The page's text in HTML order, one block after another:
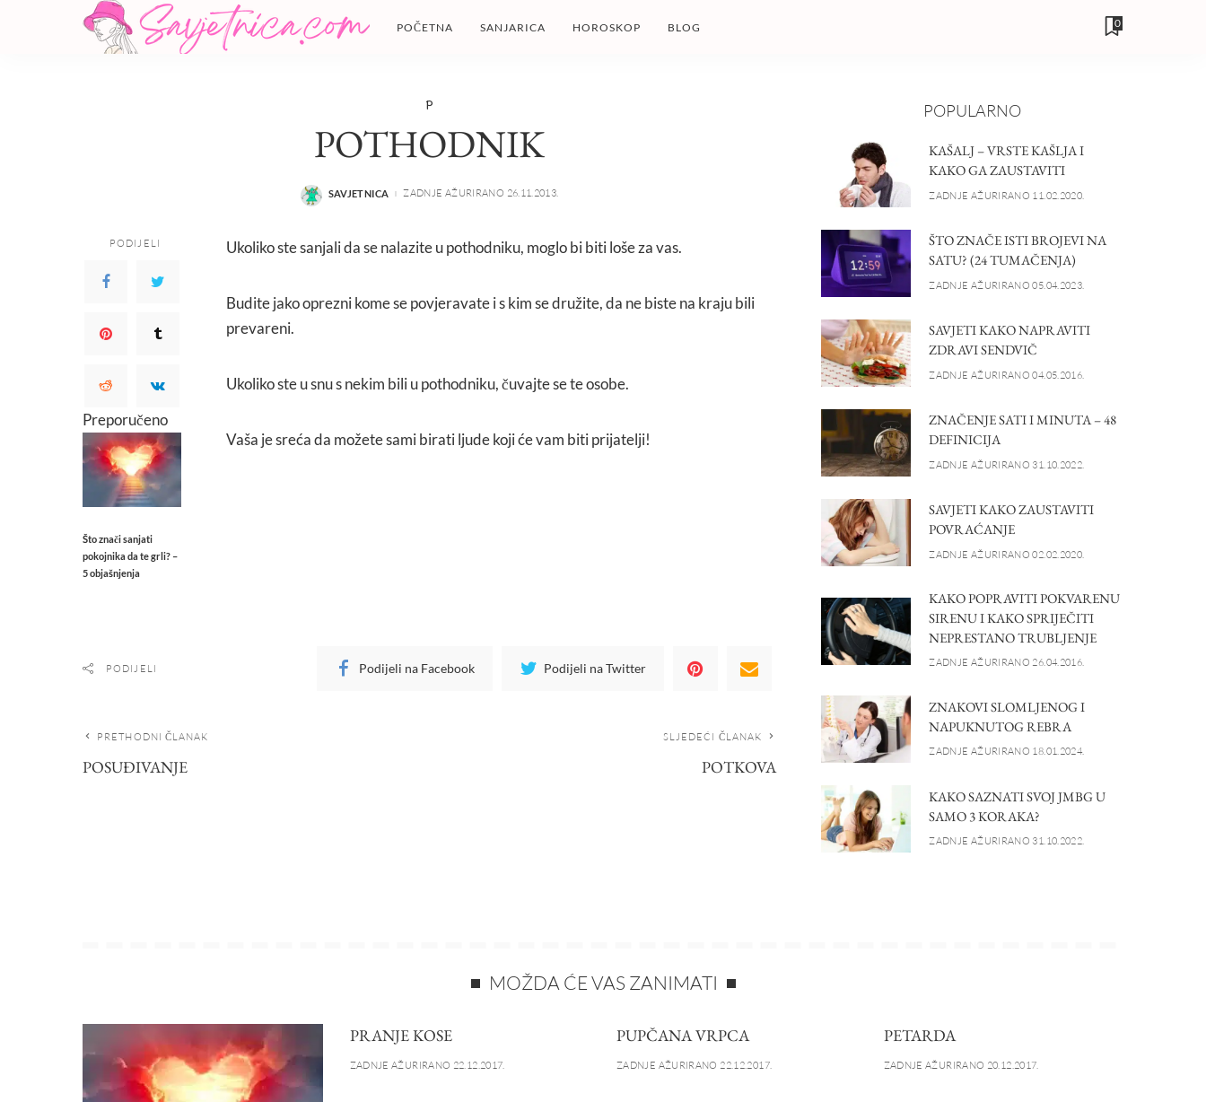
POČETNA SANJARICA HOROSKOP BLOG 0
P
POTHODNIK
POSTED
SAVJETNICA ZADNJE AŽURIRANO 26.11.2013.
PODIJELI
Preporučeno
Što znači sanjati
pokojnika da te grli? –
5 objašnjenja
Ukoliko ste sanjali da se nalazite u pothodniku, moglo bi biti loše za vas.
Budite jako oprezni kome se povjeravate i s kim se družite, da ne biste na kraju bili
prevareni.
Ukoliko ste u snu s nekim bili u pothodniku, čuvajte se te osobe.
Vaša je sreća da možete sami birati ljude koji će vam biti prijatelji!
PODIJELI Podijeli na Facebook Podijeli na Twitter
PRETHODNI ČLANAK
POSUĐIVANJE
SLJEDEĆI ČLANAK
POTKOVA
POPULARNO
KAŠALJ – VRSTE KAŠLJA I
KAKO GA ZAUSTAVITI
ZADNJE AŽURIRANO 11.02.2020.
ŠTO ZNAČE ISTI BROJEVI NA
SATU? (24 TUMAČENJA)
ZADNJE AŽURIRANO 05.04.2023.
SAVJETI KAKO NAPRAVITI
ZDRAVI SENDVIČ
ZADNJE AŽURIRANO 04.05.2016.
ZNAČENJE SATI I MINUTA – 48
DEFINICIJA
ZADNJE AŽURIRANO 31.10.2022.
SAVJETI KAKO ZAUSTAVITI
POVRAĆANJE
ZADNJE AŽURIRANO 02.02.2020.
KAKO POPRAVITI POKVARENU
SIRENU I KAKO SPRIJEČITI
NEPRESTANO TRUBLJENJE
ZADNJE AŽURIRANO 26.04.2016.
ZNAKOVI SLOMLJENOG I
NAPUKNUTOG REBRA
ZADNJE AŽURIRANO 18.01.2024.
KAKO SAZNATI SVOJ JMBG U
SAMO 3 KORAKA?
ZADNJE AŽURIRANO 31.10.2022.
MOŽDA ĆE VAS ZANIMATI
PRANJE KOSE
ZADNJE AŽURIRANO 22.12.2017.
PUPČANA VRPCA
ZADNJE AŽURIRANO 22.12.2017.
PETARDA
ZADNJE AŽURIRANO 20.12.2017.